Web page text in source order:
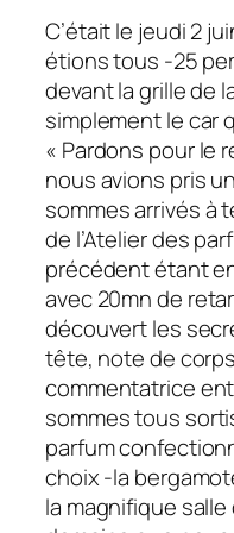
C’était le jeudi 2
étions tous -25
devant la grille de
simplement le car
« Pardons pour le
nous avions pris
sommes arrivés à
de l’Atelier des
précédent étant
avec 20mn de
découvert les
tête, note de
commentatrice
sommes tous
parfum
choix -la
la magnifique